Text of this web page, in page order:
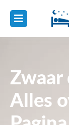
Zwaar
Alles